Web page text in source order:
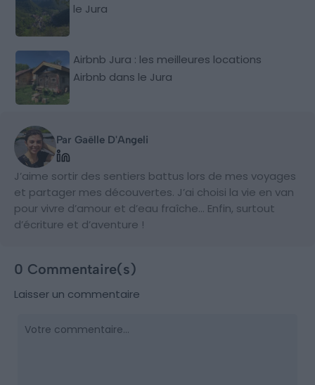
le Jura
Airbnb Jura : les meilleures locations
Airbnb dans le Jura
Par Gaëlle D'Angeli
J’aime sortir des sentiers battus lors de mes voyages
et partager mes découvertes. J’ai choisi la vie en van
pour vivre d’amour et d’eau fraîche... Enfin, surtout
d’écriture et d’aventure !
0 Commentaire(s)
Laisser un commentaire